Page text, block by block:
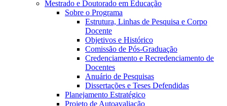
Mestrado e Doutorado em Educação
Sobre o Programa
Estrutura, Linhas de Pesquisa e Corpo
Docente
Objetivos e Histórico
Comissão de Pós-Graduação
Credenciamento e Recredenciamento de
Docentes
Anuário de Pesquisas
Dissertações e Teses Defendidas
Planejamento Estratégico
Projeto de Autoavaliação